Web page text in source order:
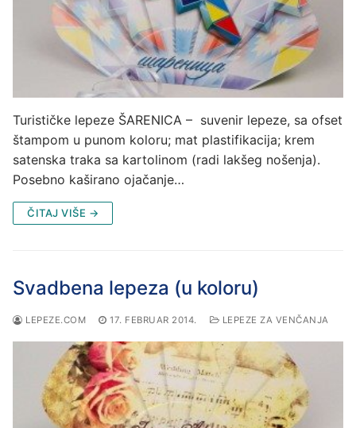
Turističke lepeze ŠARENICA – suvenir lepeze, sa ofset
štampom u punom koloru; mat plastifikacija; krem
satenska traka sa kartolinom (radi lakšeg nošenja).
Posebno kaširano ojačanje…
ČITAJ VIŠE →
Svadbena lepeza (u koloru)
LEPEZE.COM 17. FEBRUAR 2014. LEPEZE ZA VENČANJA